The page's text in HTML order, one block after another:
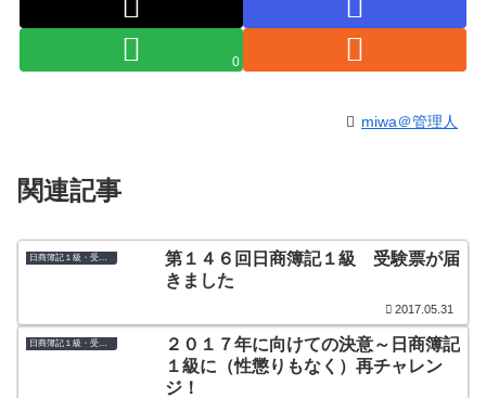
0
miwa＠管理人
関連記事
第１４６回日商簿記１級 受験票が届
きました
2017.05.31
日商簿記１級・受験体験記＆結果発表
２０１７年に向けての決意～日商簿記
１級に（性懲りもなく）再チャレン
ジ！